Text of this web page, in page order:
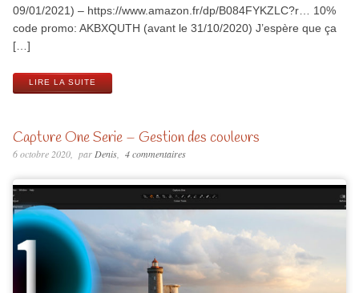
09/01/2021) – https://www.amazon.fr/dp/B084FYKZLC?r… 10%
code promo: AKBXQUTH (avant le 31/10/2020) J’espère que ça
[…]
LIRE LA SUITE
Capture One Serie – Gestion des couleurs
6 octobre 2020 par Denis 4 commentaires